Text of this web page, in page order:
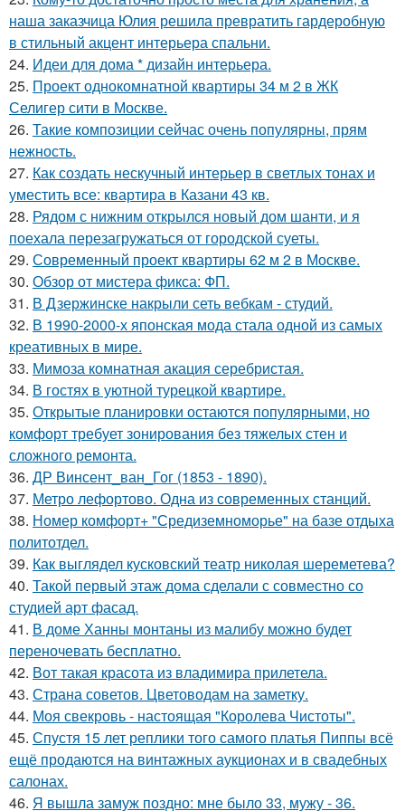
наша заказчица Юлия решила превратить гардеробную
в стильный акцент интерьера спальни.
24. Идеи для дома * дизайн интерьера.
25. Проект однокомнатной квартиры 34 м 2 в ЖК
Селигер сити в Москве.
26. Такие композиции сейчас очень популярны, прям
нежность.
27. Как создать нескучный интерьер в светлых тонах и
уместить все: квартира в Казани 43 кв.
28. Рядом с нижним открылся новый дом шанти, и я
поехала перезагружаться от городской суеты.
29. Современный проект квартиры 62 м 2 в Москве.
30. Обзор от мистера фикса: ФП.
31. В Дзержинске накрыли сеть вебкам - студий.
32. В 1990-2000-х японская мода стала одной из самых
креативных в мире.
33. Мимоза комнатная акация серебристая.
34. В гостях в уютной турецкой квартире.
35. Открытые планировки остаются популярными, но
комфорт требует зонирования без тяжелых стен и
сложного ремонта.
36. ДР Винсент_ван_Гог (1853 - 1890).
37. Метро лефортово. Одна из современных станций.
38. Номер комфорт+ "Средиземноморье" на базе отдыха
политотдел.
39. Как выглядел кусковский театр николая шереметева?
40. Такой первый этаж дома сделали с совместно со
студией арт фасад.
41. В доме Ханны монтаны из малибу можно будет
переночевать бесплатно.
42. Вот такая красота из владимира прилетела.
43. Страна советов. Цветоводам на заметку.
44. Моя свекровь - настоящая "Королева Чистоты".
45. Спустя 15 лет реплики того самого платья Пиппы всё
ещё продаются на винтажных аукционах и в свадебных
салонах.
46. Я вышла замуж поздно: мне было 33, мужу - 36.